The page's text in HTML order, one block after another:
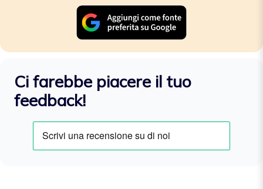
Ci farebbe piacere il tuo
feedback!